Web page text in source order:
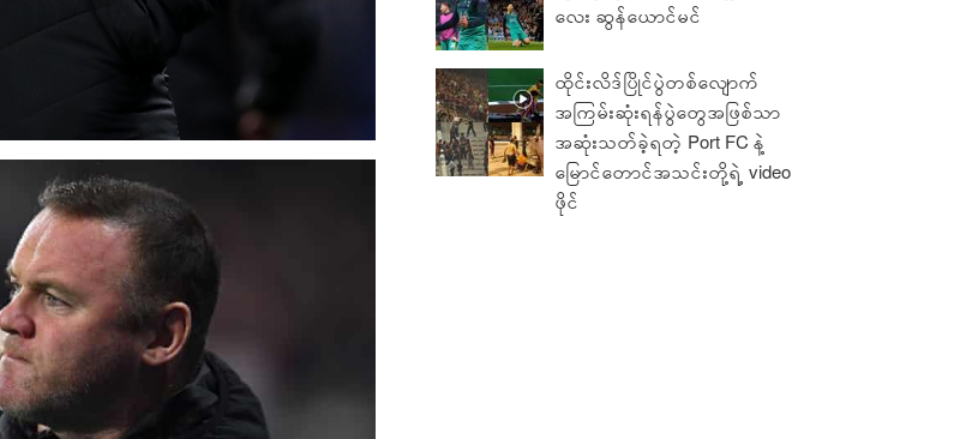
လေး ဆွန်ယောင်မင်
ထိုင်းလိဒ်ပြိုင်ပွဲတစ်လျောက်
အကြမ်းဆုံးရန်ပွဲတွေအဖြစ်သာ
အဆုံးသတ်ခဲ့ရတဲ့ Port FC နဲ့
မြောင်တောင်အသင်းတို့ရဲ့ video
ဖိုင်